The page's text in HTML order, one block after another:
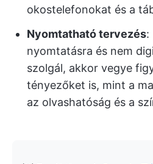
okostelefonokat és a
Nyomtatható tervezés:
nyomtatásra és nem
szolgál, akkor vegye
tényezőket is, mint a
az olvashatóság és a